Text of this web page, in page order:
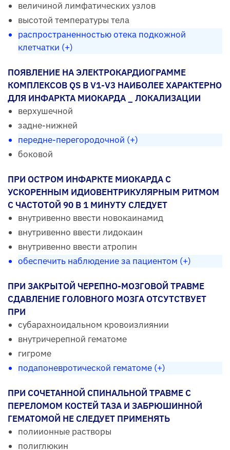
величиной лимфатических узлов
высотой температуры тела
распространенностью отека подкожной
клетчатки (+)
ПОЯВЛЕНИЕ НА ЭЛЕКТРОКАРДИОГРАММЕ
КОМПЛЕКСОВ QS В V1-V3 НАИБОЛЕЕ ХАРАКТЕРНО
ДЛЯ ИНФАРКТА МИОКАРДА _ ЛОКАЛИЗАЦИИ
верхушечной
задне-нижней
передне-перегородочной (+)
боковой
ПРИ ОСТРОМ ИНФАРКТЕ МИОКАРДА С
УСКОРЕННЫМ ИДИОВЕНТРИКУЛЯРНЫМ РИТМОМ
С ЧАСТОТОЙ 90 В 1 МИНУТУ СЛЕДУЕТ
внутривенно ввести новокаинамид
внутривенно ввести лидокаин
внутривенно ввести атропин
обеспечить наблюдение за пациентом (+)
ПРИ ЗАКРЫТОЙ ЧЕРЕПНО-МОЗГОВОЙ ТРАВМЕ
СДАВЛЕНИЕ ГОЛОВНОГО МОЗГА ОТСУТСТВУЕТ
ПРИ
субарахноидальном кровоизлиянии
внутричерепной гематоме
гигроме
подапоневротической гематоме (+)
ПРИ СОЧЕТАННОЙ СПИНАЛЬНОЙ ТРАВМЕ С
ПЕРЕЛОМОМ КОСТЕЙ ТАЗА И ЗАБРЮШИННОЙ
ГЕМАТОМОЙ НЕ СЛЕДУЕТ ПРИМЕНЯТЬ
полиионные растворы
полиглюкин